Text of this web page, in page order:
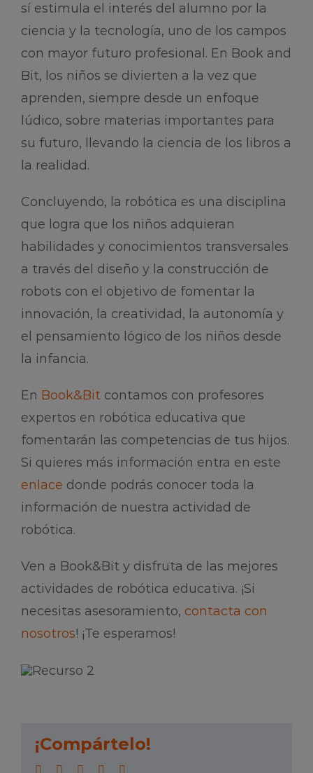
sí estimula el interés del alumno por la
ciencia y la tecnología, uno de los campos
con mayor futuro profesional. En Book and
Bit, los niños se divierten a la vez que
aprenden, siempre desde un enfoque
lúdico, sobre materias importantes para
su futuro, llevando la ciencia de los libros a
la realidad.
Concluyendo, la robótica es una disciplina
que logra que los niños adquieran
habilidades y conocimientos transversales
a través del diseño y la construcción de
robots con el objetivo de fomentar la
innovación, la creatividad, la autonomía y
el pensamiento lógico de los niños desde
la infancia.
En Book&Bit contamos con profesores
expertos en robótica educativa que
fomentarán las competencias de tus hijos.
Si quieres más información entra en este
enlace donde podrás conocer toda la
información de nuestra actividad de
robótica.
Ven a Book&Bit y disfruta de las mejores
actividades de robótica educativa. ¡Si
necesitas asesoramiento, contacta con
nosotros! ¡Te esperamos!
¡Compártelo!
Facebook
TwitterLinkedInWhatsApp